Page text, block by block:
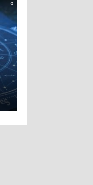
0